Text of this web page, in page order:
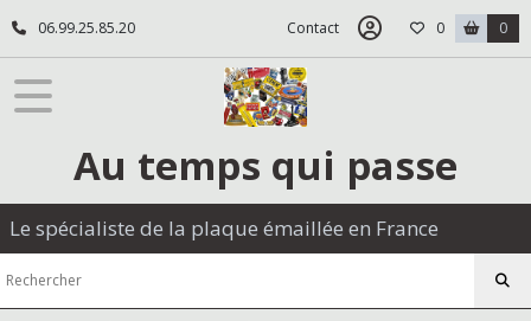
06.99.25.85.20 Contact 0 0
Au temps qui passe
Le spécialiste de la plaque émaillée en France